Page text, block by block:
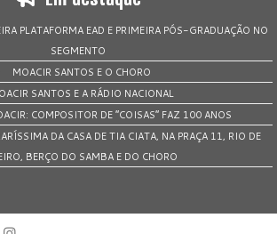
PLATAFORMA EAD E PRIMEIRA PÓS-GRADUAÇÃO NO
SEGMENTO
MOACIR SANTOS E O CHORO
SANTOS E A RÁDIO NACIONAL
COMPOSITOR DE “COISAS” FAZ 100 ANOS
DA CASA DE TIA CIATA, NA PRAÇA 11, RIO DE
BERÇO DO SAMBA E DO CHORO